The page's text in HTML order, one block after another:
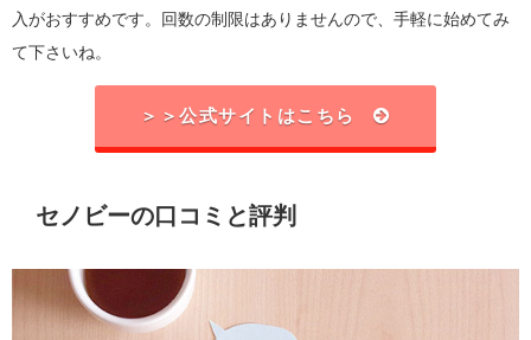
入がおすすめです。回数の制限はありませんので、手軽に始めてみ
て下さいね。
＞＞公式サイトはこちら
セノビーの口コミと評判